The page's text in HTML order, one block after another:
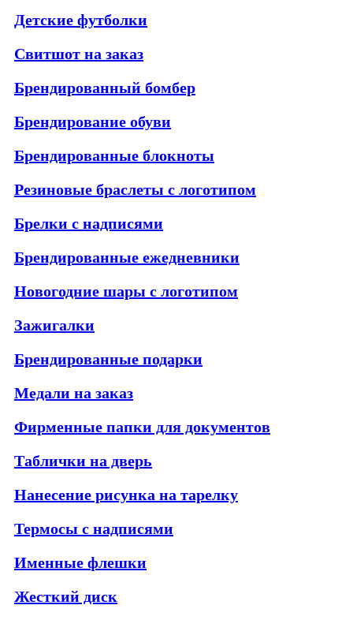
Детские футболки
Свитшот на заказ
Брендированный бомбер
Брендирование обуви
Брендированные блокноты
Резиновые браслеты с логотипом
Брелки с надписями
Брендированные ежедневники
Новогодние шары с логотипом
Зажигалки
Брендированные подарки
Медали на заказ
Фирменные папки для документов
Таблички на дверь
Нанесение рисунка на тарелку
Термосы с надписями
Именные флешки
Жесткий диск